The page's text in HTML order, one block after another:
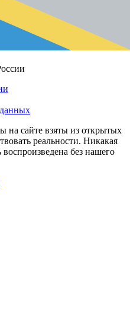
на сайте взяты из открытых
реальности. Никакая
без нашего